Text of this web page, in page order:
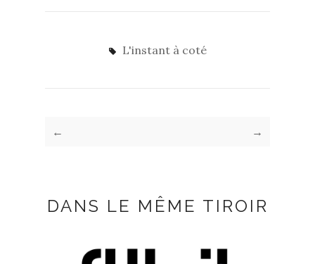
L'instant à coté
← →
DANS LE MÊME TIROIR